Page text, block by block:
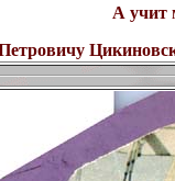
А учит